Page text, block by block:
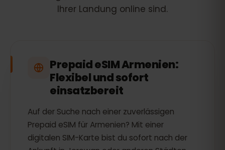
Ihrer Landung online sind.
Prepaid eSIM Armenien:
Flexibel und sofort
einsatzbereit
Auf der Suche nach einer zuverlässigen
Prepaid eSIM für Armenien? Mit einer
digitalen SIM-Karte bist du sofort nach der